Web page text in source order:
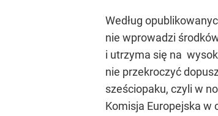
Według
nie wprowadzi
i utrzyma się na
nie przekroczyć
sześciopaku, czyli w
Komisja Europejska w